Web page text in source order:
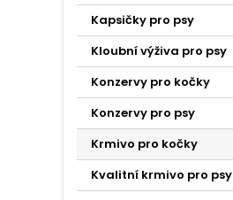
Kapsičky pro psy
Kloubní výživa pro psy
Konzervy pro kočky
Konzervy pro psy
Krmivo pro kočky
Kvalitní krmivo pro psy